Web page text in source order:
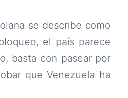
se describe como
el país parece
basta con pasear por
que Venezuela ha